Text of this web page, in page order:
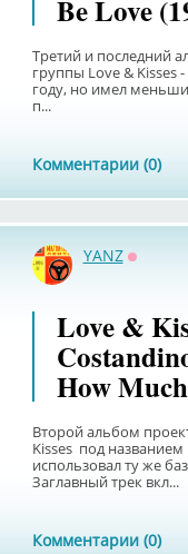
Be Love
Третий и последний
группы Love & Kisses
году, но имел
п...
Комментарии (0)
YANZ
Love &
How
Второй альбом
Kisses под
использовал ту же
Заглавный трек вкл...
Комментарии (0)